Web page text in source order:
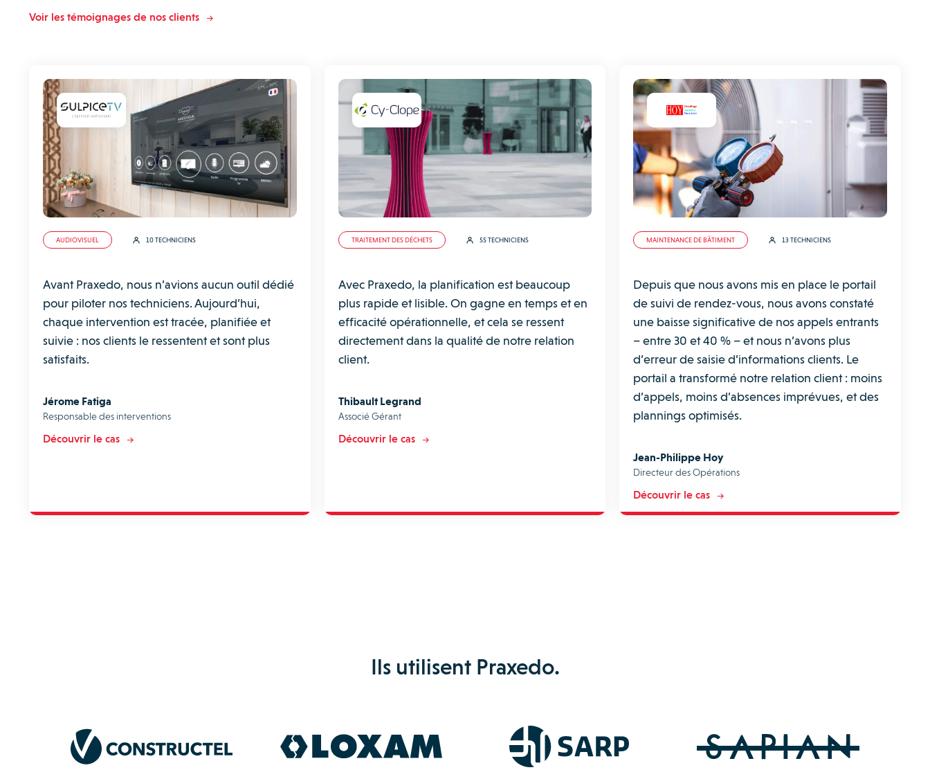
Voir les témoignages de nos clients
AUDIOVISUEL 10 TECHNICIENS
Avant Praxedo, nous n’avions aucun outil dédié
pour piloter nos techniciens. Aujourd’hui,
chaque intervention est tracée, planifiée et
suivie : nos clients le ressentent et sont plus
satisfaits.
Jérome Fatiga
Responsable des interventions
Découvrir le cas
TRAITEMENT DES DÉCHETS 55 TECHNICIENS
Avec Praxedo, la planification est beaucoup
plus rapide et lisible. On gagne en temps et en
efficacité opérationnelle, et cela se ressent
directement dans la qualité de notre relation
client.
Thibault Legrand
Associé Gérant
Découvrir le cas
MAINTENANCE DE BÂTIMENT 13 TECHNICIENS
Depuis que nous avons mis en place le portail
de suivi de rendez-vous, nous avons constaté
une baisse significative de nos appels entrants
– entre 30 et 40 % – et nous n’avons plus
d’erreur de saisie d’informations clients. Le
portail a transformé notre relation client : moins
d’appels, moins d’absences imprévues, et des
plannings optimisés.
Jean-Philippe Hoy
Directeur des Opérations
Découvrir le cas
Ils utilisent Praxedo.